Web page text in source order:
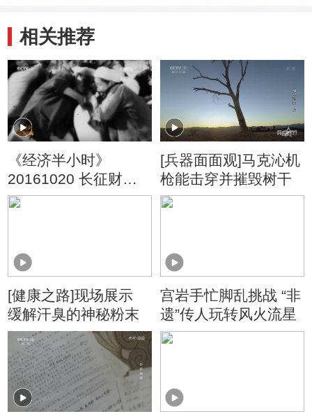
相关推荐
《经济半小时》
20161020 长征财经
密码：长征前的苏维
[兵器面面观]马克沁机
枪能击穿并摧毁树干
[健康之路]现场展示
缓解汗臭的神秘粉末
宫岩手忙脚乱挑战 “非
遗”传人玩转风火流星